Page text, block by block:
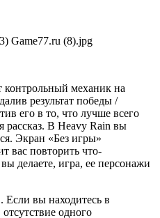
контрольный механик на
результат победы /
его в то, что лучше всего
рассказ. В Heavy Rain вы
Экран «Без игры»
вас повторить что-
делаете, игра, ее персонажи
Если вы находитесь в
одного